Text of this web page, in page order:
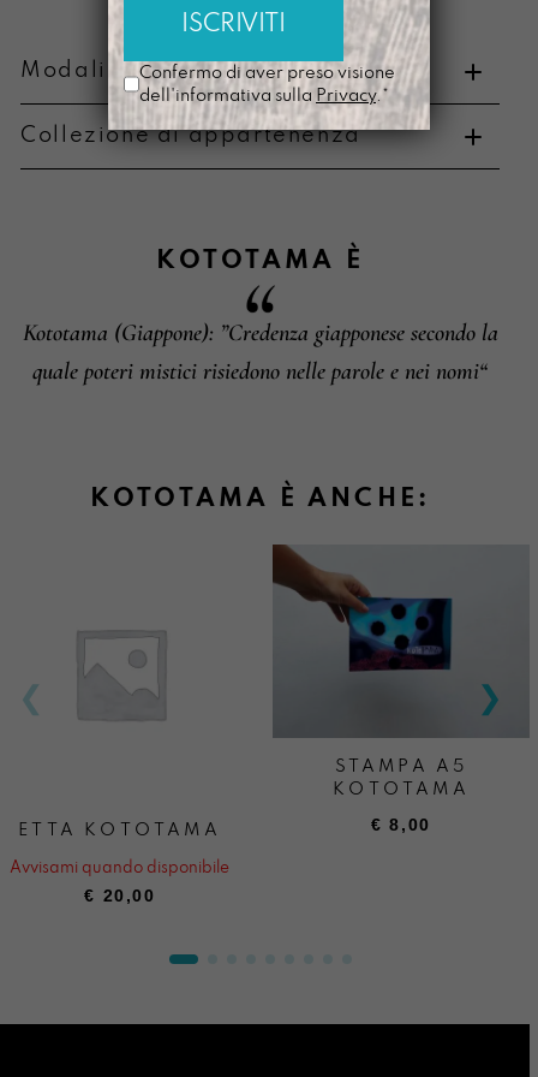
Modalità di pagamento e resi
Informazioni su cambi e resi
Collezione di appartenenza
KOTOTAMA È
Kototama (Giappone): ”Credenza giapponese secondo la
quale poteri mistici risiedono nelle parole e nei nomi“
KOTOTAMA È ANCHE:
ETTA KOTOTAMA
Avvisami quando disponibile
€ 20,00
STAMPA A5
KOTOTAMA
€ 8,00
Confermo di aver preso visione
dell'informativa sulla Privacy.*